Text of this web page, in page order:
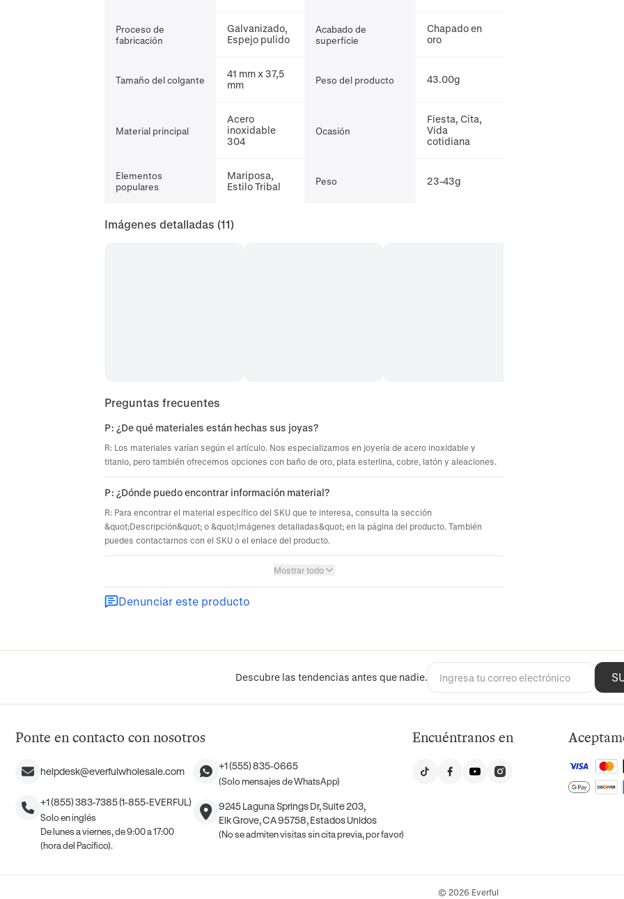
Proceso de
fabricación
Galvanizado,
Espejo pulido
Acabado de
superficie
Chapado en
oro
Tamaño del colgante
41 mm x 37,5
mm
Peso del producto 43.00g
Material principal
Acero
inoxidable
304
Ocasión
Fiesta, Cita,
Vida
cotidiana
Elementos
populares
Mariposa,
Estilo Tribal
Peso 23-43g
Imágenes detalladas (11)
Preguntas frecuentes
P: ¿De qué materiales están hechas sus joyas?
R: Los materiales varían según el artículo. Nos especializamos en joyería de acero inoxidable y
titanio, pero también ofrecemos opciones con baño de oro, plata esterlina, cobre, latón y aleaciones.
P: ¿Dónde puedo encontrar información material?
R: Para encontrar el material específico del SKU que te interesa, consulta la sección
&quot;Descripción&quot; o &quot;Imágenes detalladas&quot; en la página del producto. También
puedes contactarnos con el SKU o el enlace del producto.
Mostrar todo
Denunciar este producto
Descubre las tendencias antes que nadie.
Ponte en contacto con nosotros
helpdesk@everfulwholesale.com
+1 (855) 383-7385 (1-855-EVERFUL)
Solo en inglés
De lunes a viernes, de 9:00 a 17:00
(hora del Pacífico).
+1 (555) 835-0665
(Solo mensajes de WhatsApp)
9245 Laguna Springs Dr, Suite 203,
Elk Grove, CA 95758, Estados Unidos
(No se admiten visitas sin cita previa, por favor)
Encuéntranos en
© 2026 Everful